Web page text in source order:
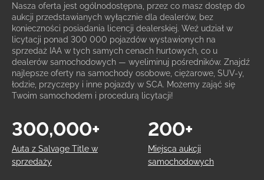
Nasza oferta jest ogólnodostępna, przez co masz dostęp do
aukcji przedstawianych wyłącznie dla dealerów, bez
konieczności posiadania licencji dealerskiej. Weź udział w
licytacji ponad 300 000 pojazdów wystawionych na
sprzedaż IAA w tych samych cenach hurtowych, co u
dealerów samochodowych — wyeliminuj pośredników. Znajdź
najlepsze oferty na samochody osobowe, ciężarowe, SUV-y,
łodzie, przyczepy i inne pojazdy w SCA. Możemy zająć się
Twoim samochodem i procedurą licytacji!
Auta z Salvage Title w
sprzedaży
300,000+
Miejsca aukcji
samochodowych
200+